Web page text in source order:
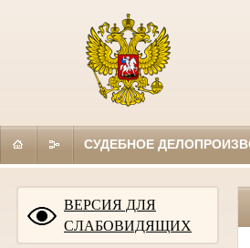
СУДЕБНОЕ
ВЕРСИЯ ДЛЯ
СЛАБОВИДЯЩИХ